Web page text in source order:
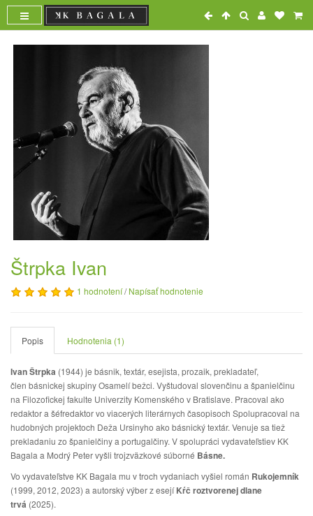
Štrpka Ivan
1 hodnotení/Napísať hodnotenie
Popis Hodnotenia (1)
Ivan Štrpka (1944) je básnik, textár, esejista, prozaik, prekladateľ,
člen básnickej skupiny Osamelí bežci. Vyštudoval slovenčinu a španielčinu
na Filozofickej fakulte Univerzity Komenského v Bratislave. Pracoval ako
redaktor a šéfredaktor vo viacerých literárnych časopisoch Spolupracoval na
hudobných projektoch Deža Ursinyho ako básnický textár. Venuje sa tiež
prekladaniu zo španielčiny a portugalčiny. V spolupráci vydavateľstiev KK
Bagala a Modrý Peter vyšli trojzväzkové súborné Básne.
Vo vydavateľstve KK Bagala mu v troch vydaniach vyšiel román Rukojemník
(1999, 2012, 2023) a autorský výber z esejíKŕč roztvorenej dlane
trvá (2025).